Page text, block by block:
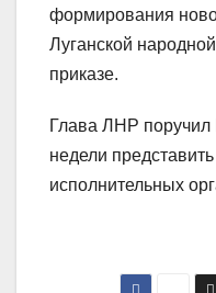
формирования
Луганской
приказе.
Глава ЛНР
недели
исполнительных